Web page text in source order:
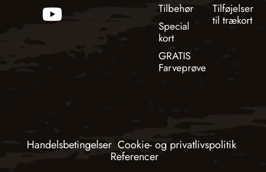
Tilbehør
Special
kort
GRATIS
Farveprøve
Tilføjelser
til trækort
Handelsbetingelser Cookie- og privatlivspolitik
Referencer